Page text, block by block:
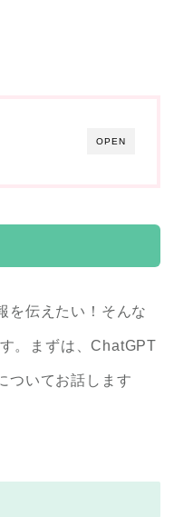
OPEN
を伝えたい！そんな
。まずは、ChatGPT
ついてお話します